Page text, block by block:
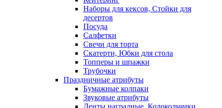
Наборы для кексов, Стойки для
десертов
Посуда
Салфетки
Свечи для торта
Скатерти, Юбки для стола
Топперы и шпажки
Трубочки
Праздничные атрибуты
Бумажные колпаки
Звуковые атрибуты
Ленты наградные, Колокольчики